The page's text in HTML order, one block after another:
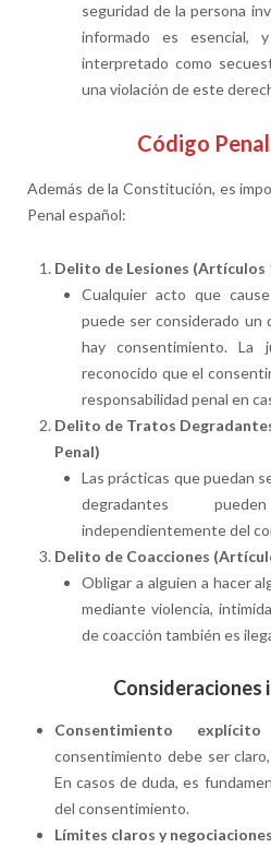
seguridad de la persona
informado es esencial,
interpretado como
una violación de este
Código
Además de la Constitución, es
Penal español:
Delito de Lesiones (Artículos
Cualquier acto que
puede ser considerado un
hay consentimiento. La
reconocido que el
responsabilidad penal en
Delito de Tratos
Penal)
Las prácticas que puedan
degradantes
independientemente del
Delito de Coacciones
Obligar a alguien a hacer
mediante violencia,
de coacción también es
Consideraciones
Consentimiento
consentimiento debe ser
En casos de duda, es
del consentimiento.
Límites claros y